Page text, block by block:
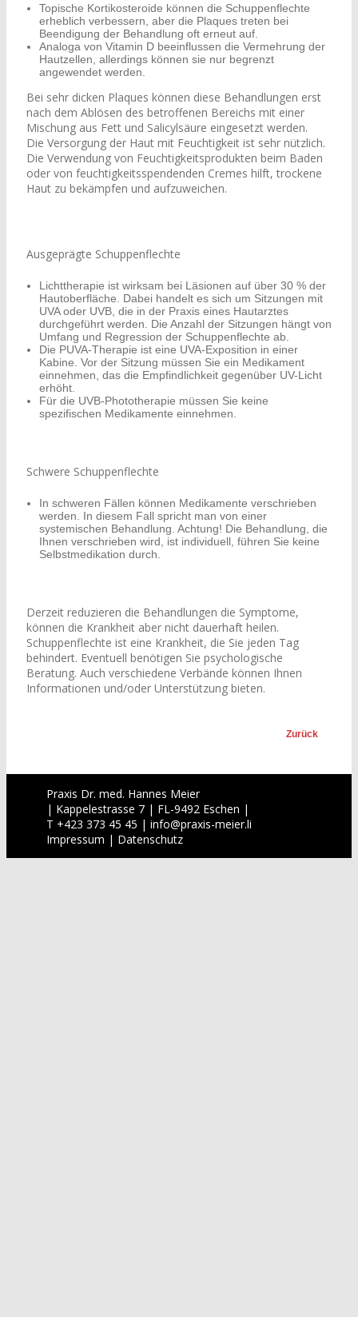
Topische Kortikosteroide können die Schuppenflechte
erheblich verbessern, aber die Plaques treten bei
Beendigung der Behandlung oft erneut auf.
Analoga von Vitamin D beeinflussen die Vermehrung der
Hautzellen, allerdings können sie nur begrenzt
angewendet werden.
Bei sehr dicken Plaques können diese Behandlungen erst
nach dem Ablösen des betroffenen Bereichs mit einer
Mischung aus Fett und Salicylsäure eingesetzt werden.
Die Versorgung der Haut mit Feuchtigkeit ist sehr nützlich.
Die Verwendung von Feuchtigkeitsprodukten beim Baden
oder von feuchtigkeitsspendenden Cremes hilft, trockene
Haut zu bekämpfen und aufzuweichen.
Ausgeprägte Schuppenflechte
Lichttherapie ist wirksam bei Läsionen auf über 30 % der
Hautoberfläche. Dabei handelt es sich um Sitzungen mit
UVA oder UVB, die in der Praxis eines Hautarztes
durchgeführt werden. Die Anzahl der Sitzungen hängt von
Umfang und Regression der Schuppenflechte ab.
Die PUVA-Therapie ist eine UVA-Exposition in einer
Kabine. Vor der Sitzung müssen Sie ein Medikament
einnehmen, das die Empfindlichkeit gegenüber UV-Licht
erhöht.
Für die UVB-Phototherapie müssen Sie keine
spezifischen Medikamente einnehmen.
Schwere Schuppenflechte
In schweren Fällen können Medikamente verschrieben
werden. In diesem Fall spricht man von einer
systemischen Behandlung. Achtung! Die Behandlung, die
Ihnen verschrieben wird, ist individuell, führen Sie keine
Selbstmedikation durch.
Derzeit reduzieren die Behandlungen die Symptome,
können die Krankheit aber nicht dauerhaft heilen.
Schuppenflechte ist eine Krankheit, die Sie jeden Tag
behindert. Eventuell benötigen Sie psychologische
Beratung. Auch verschiedene Verbände können Ihnen
Informationen und/oder Unterstützung bieten.
Zurück
Praxis Dr. med. Hannes Meier
| Kappelestrasse 7 | FL-9492 Eschen |
T +423 373 45 45 | info@praxis-meier.li
Impressum | Datenschutz